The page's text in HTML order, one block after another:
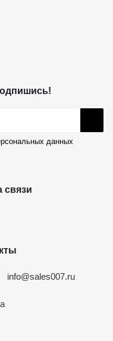
данных
связи
info@sales007.ru